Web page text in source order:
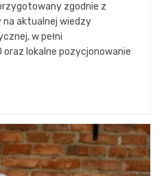
zgodnie z
aktualnej wiedzy
w pełni
lokalne pozycjonowanie